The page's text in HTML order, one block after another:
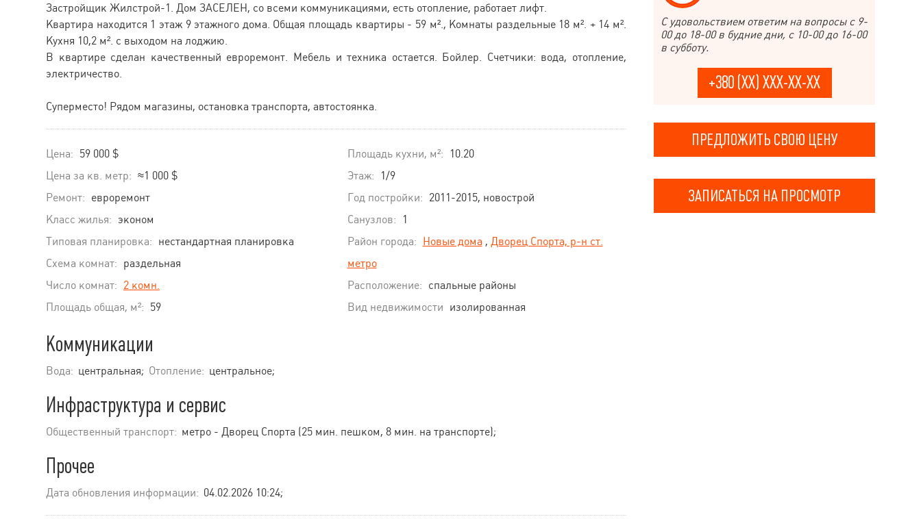
Застройщик Жилстрой-1. Дом ЗАСЕЛЕН, со всеми коммуникациями, есть отопление, работает лифт.
Квартира находится 1 этаж 9 этажного дома. Общая площадь квартиры - 59 м²., Комнаты раздельные 18 м². + 14 м².
Кухня 10,2 м². с выходом на лоджию.
В квартире сделан качественный евроремонт. Мебель и техника остается. Бойлер. Счетчики: вода, отопление,
электричество.
Суперместо! Рядом магазины, остановка транспорта, автостоянка.
Цена: 59 000 $
Цена за кв. метр: ≈1 000 $
Ремонт: евроремонт
Класс жилья: эконом
Типовая планировка: нестандартная планировка
Схема комнат: раздельная
Число комнат: 2 комн.
Площадь общая, м²: 59
Площадь кухни, м²:
10.20
Этаж:
1/9
Год постройки: 2011-2015, новострой
Санузлов:
1
Район города: Новые дома , Дворец Спорта, р-н ст.
метро
Расположение: спальные районы
Вид недвижимости изолированная
Коммуникации
Вода: центральная; Отопление: центральное;
Инфраструктура и сервис
Общественный транспорт: метро - Дворец Спорта (25 мин. пешком, 8 мин. на транспорте);
Прочее
Дата обновления информации: 04.02.2026 10:24;
С удовольствием ответим на вопросы с 9-
00 до 18-00 в будние дни, с 10-00 до 16-00
в субботу.
+380 (XX) XXX-XX-XX
ПРЕДЛОЖИТЬ СВОЮ ЦЕНУ
ЗАПИСАТЬСЯ НА ПРОСМОТР